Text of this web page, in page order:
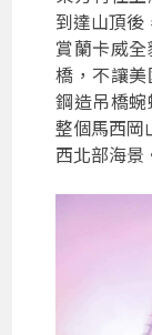
到達山頂後
賞蘭卡威
橋，不讓
鋼造吊橋
整個馬西岡
西北部海景